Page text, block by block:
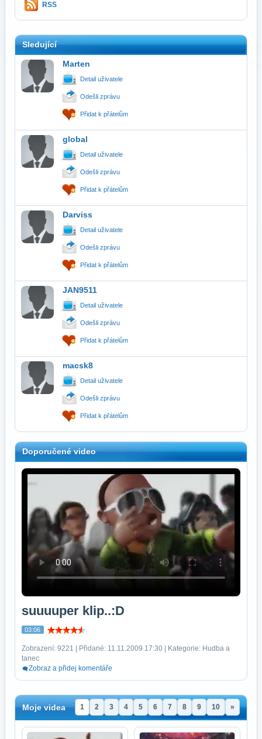
RSS
Sledující
Marten
Detail uživatele
Odešli zprávu
Přidat k přátelům
global
Detail uživatele
Odešli zprávu
Přidat k přátelům
Darviss
Detail uživatele
Odešli zprávu
Přidat k přátelům
JAN9511
Detail uživatele
Odešli zprávu
Přidat k přátelům
macsk8
Detail uživatele
Odešli zprávu
Přidat k přátelům
Doporučené video
suuuuper klip..:D
03:06
Zobrazení: 9221 | Přidané: 11.11.2009 17:30 | Kategorie: Hudba a
tanec
Zobraz a přidej komentáře
Moje videa 1 2 3 4 5 6 7 8 9 10 »